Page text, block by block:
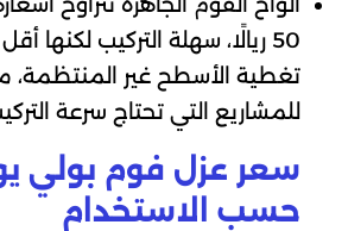
50 ريالًا، سهلة التركيب لكنها
تغطية الأسطح غير المنتظمة،
للمشاريع التي تحتاج سرعة
سعر عزل فوم بولي
حسب الاستخدام